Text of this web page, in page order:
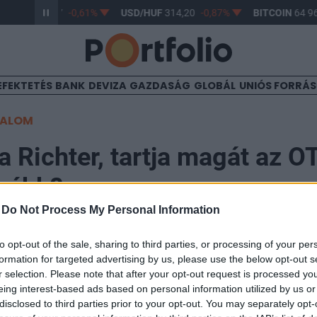
Do Not Process My Personal Information
opt-out of the sale, sharing to third parties, or processing of your
for targeted advertising by us, please use the below opt-out
selection. Please note that after your opt-out request is processed
interest-based ads based on personal information utilized by us
to third parties prior to your opt-out. You may separately
363,17 -0,61% USD/HUF 314,20 -0,87% BITCOIN64
BANK DEVIZA GAZDASÁG GLOBÁL UNIÓS
Richter, tartja magát az
vette az irányt a nyitást követő kismértékű
0.5%-os mínuszban tartózkodik 25,290 ponton, 8.7